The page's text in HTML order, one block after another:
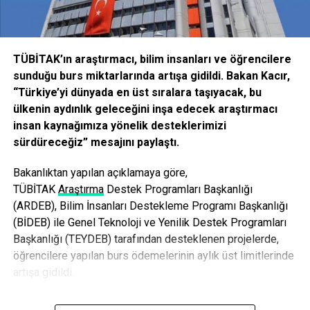
Toplantıda konuşan Hukuk Fakültesi’nin eski dekanlarından
projesini eleştirdi. İlahiyat Fakültesi’nin uygulama camii
olarak inşa edilen binanın varlığından rahatsızlığını dile
getiren Ökçesiz, “Üniversitelerin dini siyasallaştırılmasına
yer ve yatak edilmesine karşı duracağız.” ifadesini kullandı.
Ökçesiz sözlerini şöyle sürdürdü: “Üniversitelerin dini
siyasallaştırılmasına yer ve yatak edilmesi ne demek?
camiden, Cuma Namazı’ndan çıktığını düşünün. Nasıl bilim
yapacaksınız burada? Olmaz. Öğretim Üyeleri Derneği
öncülüğünde önerim şu; öğretim üyelerini ve rektör
adaylarını bu caminin idari işleminin iptali için dava açmaya
çağırıyorum.”
TÜBİTAK’ın araştırmacı, bilim insanları ve öğrencilere
sunduğu burs miktarlarında artışa gidildi. Bakan Kacır,
“Türkiye’yi dünyada en üst sıralara taşıyacak, bu
ülkenin aydınlık geleceğini inşa edecek araştırmacı
insan kaynağımıza yönelik desteklerimizi
sürdüreceğiz” mesajını paylaştı.
Bakanlıktan yapılan açıklamaya göre,
TÜBİTAK AraştırmaDestek Programları Başkanlığı
(ARDEB), Bilim İnsanları Destekleme Programı Başkanlığı
(BİDEB) ile Genel Teknoloji ve Yenilik Destek Programları
Başkanlığı (TEYDEB) tarafından desteklenen projelerde,
öğrencilere yapılan burs ödemelerinin aylık üst limitlerinde
artışa gidildi.
Buna göre, ön lisans veya lisans öğrencilerine verilen burs